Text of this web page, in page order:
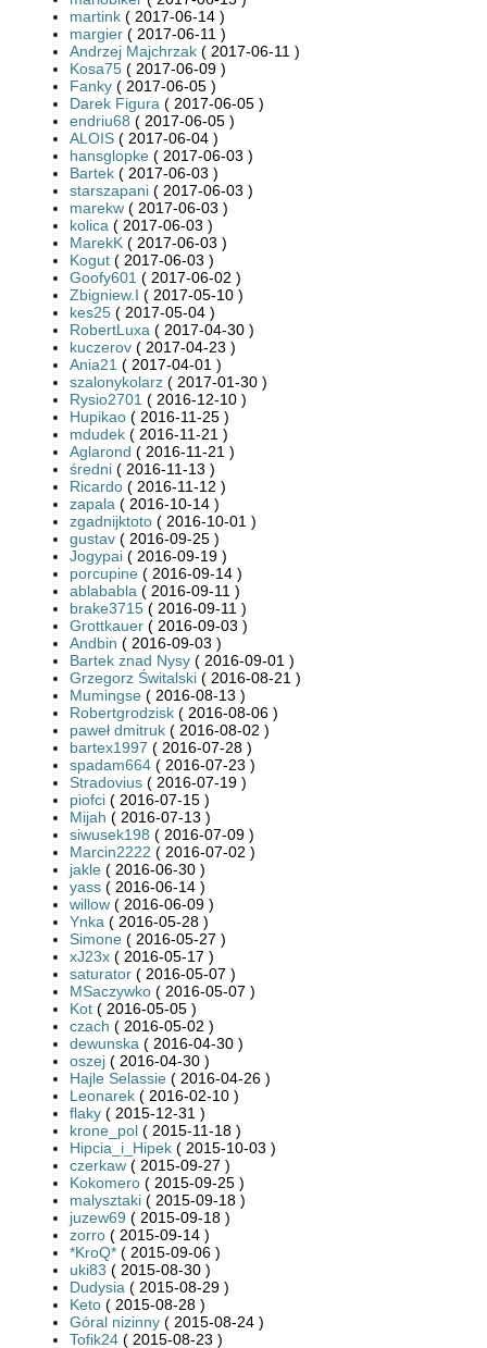
martink ( 2017-06-14 )
margier ( 2017-06-11 )
Andrzej Majchrzak ( 2017-06-11 )
Kosa75 ( 2017-06-09 )
Fanky ( 2017-06-05 )
Darek Figura ( 2017-06-05 )
endriu68 ( 2017-06-05 )
ALOIS ( 2017-06-04 )
hansglopke ( 2017-06-03 )
Bartek ( 2017-06-03 )
starszapani ( 2017-06-03 )
marekw ( 2017-06-03 )
kolica ( 2017-06-03 )
MarekK ( 2017-06-03 )
Kogut ( 2017-06-03 )
Goofy601 ( 2017-06-02 )
Zbigniew.I ( 2017-05-10 )
kes25 ( 2017-05-04 )
RobertLuxa ( 2017-04-30 )
kuczerov ( 2017-04-23 )
Ania21 ( 2017-04-01 )
szalonykolarz ( 2017-01-30 )
Rysio2701 ( 2016-12-10 )
Hupikao ( 2016-11-25 )
mdudek ( 2016-11-21 )
Aglarond ( 2016-11-21 )
średni ( 2016-11-13 )
Ricardo ( 2016-11-12 )
zapala ( 2016-10-14 )
zgadnijktoto ( 2016-10-01 )
gustav ( 2016-09-25 )
Jogypai ( 2016-09-19 )
porcupine ( 2016-09-14 )
ablababla ( 2016-09-11 )
brake3715 ( 2016-09-11 )
Grottkauer ( 2016-09-03 )
Andbin ( 2016-09-03 )
Bartek znad Nysy ( 2016-09-01 )
Grzegorz Świtalski ( 2016-08-21 )
Mumingse ( 2016-08-13 )
Robertgrodzisk ( 2016-08-06 )
paweł dmitruk ( 2016-08-02 )
bartex1997 ( 2016-07-28 )
spadam664 ( 2016-07-23 )
Stradovius ( 2016-07-19 )
piofci ( 2016-07-15 )
Mijah ( 2016-07-13 )
siwusek198 ( 2016-07-09 )
Marcin2222 ( 2016-07-02 )
jakle ( 2016-06-30 )
yass ( 2016-06-14 )
willow ( 2016-06-09 )
Ynka ( 2016-05-28 )
Simone ( 2016-05-27 )
xJ23x ( 2016-05-17 )
saturator ( 2016-05-07 )
MSaczywko ( 2016-05-07 )
Kot ( 2016-05-05 )
czach ( 2016-05-02 )
dewunska ( 2016-04-30 )
oszej ( 2016-04-30 )
Hajle Selassie ( 2016-04-26 )
Leonarek ( 2016-02-10 )
flaky ( 2015-12-31 )
krone_pol ( 2015-11-18 )
Hipcia_i_Hipek ( 2015-10-03 )
czerkaw ( 2015-09-27 )
Kokomero ( 2015-09-25 )
malysztaki ( 2015-09-18 )
juzew69 ( 2015-09-18 )
zorro ( 2015-09-14 )
*KroQ* ( 2015-09-06 )
uki83 ( 2015-08-30 )
Dudysia ( 2015-08-29 )
Keto ( 2015-08-28 )
Góral nizinny ( 2015-08-24 )
Tofik24 ( 2015-08-23 )